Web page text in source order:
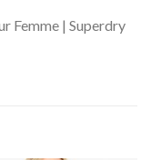
Femme | Superdry